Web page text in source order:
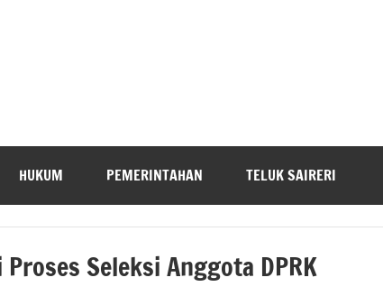
HUKUM PEMERINTAHAN TELUK SAIRERI
Seleksi Anggota DPRK